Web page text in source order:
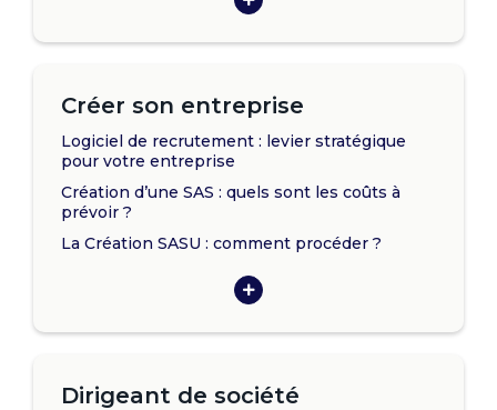
Créer son entreprise
Logiciel de recrutement : levier stratégique
pour votre entreprise
Création d’une SAS : quels sont les coûts à
prévoir ?
La Création SASU : comment procéder ?
Dirigeant de société